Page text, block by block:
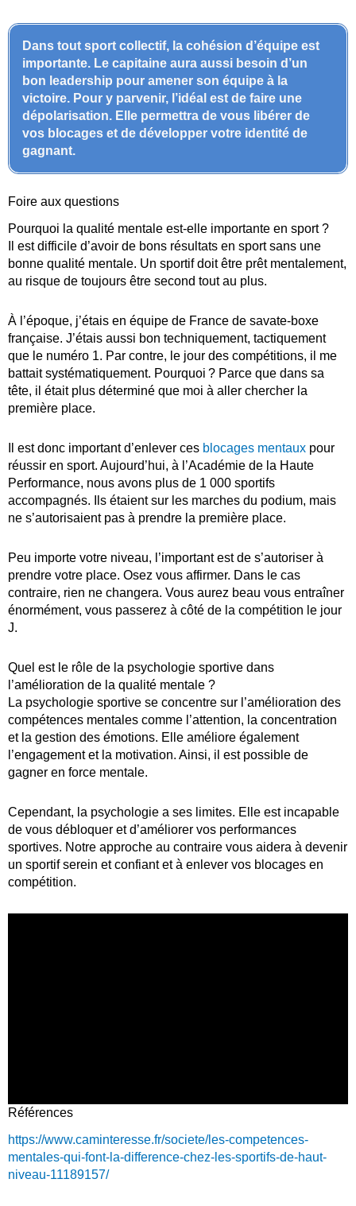
Dans tout sport collectif, la cohésion d’équipe est
importante. Le capitaine aura aussi besoin d’un
bon leadership pour amener son équipe à la
victoire. Pour y parvenir, l’idéal est de faire une
dépolarisation. Elle permettra de vous libérer de
vos blocages et de développer votre identité de
gagnant.
Foire aux questions
Pourquoi la qualité mentale est-elle importante en sport ?
Il est difficile d’avoir de bons résultats en sport sans une
bonne qualité mentale. Un sportif doit être prêt mentalement,
au risque de toujours être second tout au plus.
À l’époque, j’étais en équipe de France de savate-boxe
française. J’étais aussi bon techniquement, tactiquement
que le numéro 1. Par contre, le jour des compétitions, il me
battait systématiquement. Pourquoi ? Parce que dans sa
tête, il était plus déterminé que moi à aller chercher la
première place.
Il est donc important d’enlever ces blocages mentaux pour
réussir en sport. Aujourd’hui, à l’Académie de la Haute
Performance, nous avons plus de 1 000 sportifs
accompagnés. Ils étaient sur les marches du podium, mais
ne s’autorisaient pas à prendre la première place.
Peu importe votre niveau, l’important est de s’autoriser à
prendre votre place. Osez vous affirmer. Dans le cas
contraire, rien ne changera. Vous aurez beau vous entraîner
énormément, vous passerez à côté de la compétition le jour
J.
Quel est le rôle de la psychologie sportive dans
l’amélioration de la qualité mentale ?
La psychologie sportive se concentre sur l’amélioration des
compétences mentales comme l’attention, la concentration
et la gestion des émotions. Elle améliore également
l’engagement et la motivation. Ainsi, il est possible de
gagner en force mentale.
Cependant, la psychologie a ses limites. Elle est incapable
de vous débloquer et d’améliorer vos performances
sportives. Notre approche au contraire vous aidera à devenir
un sportif serein et confiant et à enlever vos blocages en
compétition.
Références
https://www.caminteresse.fr/societe/les-competences-
mentales-qui-font-la-difference-chez-les-sportifs-de-haut-
niveau-11189157/